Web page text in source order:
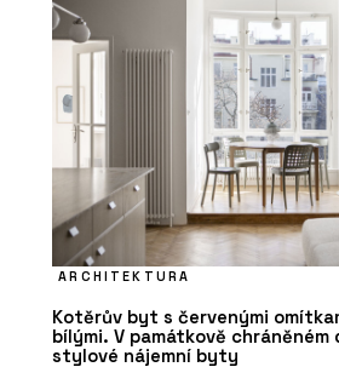
ARCHITEKTURA
Kotěrův byt s červenými
bílými. V památkově chráněném
stylové nájemní byty